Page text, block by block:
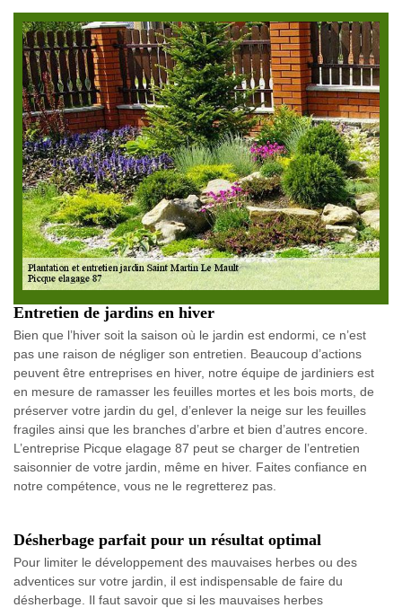
Entretien de jardins en hiver
Bien que l’hiver soit la saison où le jardin est endormi, ce n’est
pas une raison de négliger son entretien. Beaucoup d’actions
peuvent être entreprises en hiver, notre équipe de jardiniers est
en mesure de ramasser les feuilles mortes et les bois morts, de
préserver votre jardin du gel, d’enlever la neige sur les feuilles
fragiles ainsi que les branches d’arbre et bien d’autres encore.
L’entreprise Picque elagage 87 peut se charger de l’entretien
saisonnier de votre jardin, même en hiver. Faites confiance en
notre compétence, vous ne le regretterez pas.
Désherbage parfait pour un résultat optimal
Pour limiter le développement des mauvaises herbes ou des
adventices sur votre jardin, il est indispensable de faire du
désherbage. Il faut savoir que si les mauvaises herbes